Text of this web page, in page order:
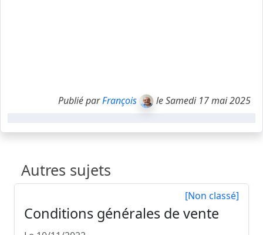
Publié parFrançois le Samedi 17 mai 2025
Autres sujets
[Non classé]
Conditions générales de vente